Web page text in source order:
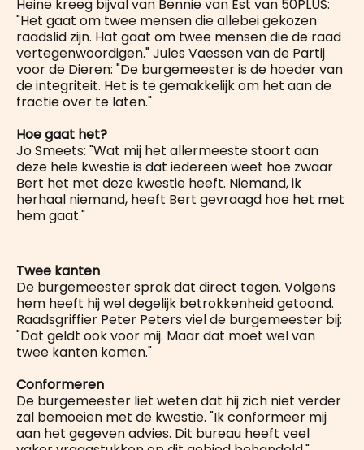
Heine kreeg bijval van Bennie van Est van 50PLUS:
"Het gaat om twee mensen die allebei gekozen
raadslid zijn. Hat gaat om twee mensen die de raad
vertegenwoordigen." Jules Vaessen van de Partij
voor de Dieren: "De burgemeester is de hoeder van
de integriteit. Het is te gemakkelijk om het aan de
fractie over te laten."
Hoe gaat het?
Jo Smeets: "Wat mij het allermeeste stoort aan
deze hele kwestie is dat iedereen weet hoe zwaar
Bert het met deze kwestie heeft. Niemand, ik
herhaal niemand, heeft Bert gevraagd hoe het met
hem gaat."
Twee kanten
De burgemeester sprak dat direct tegen. Volgens
hem heeft hij wel degelijk betrokkenheid getoond.
Raadsgriffier Peter Peters viel de burgemeester bij:
"Dat geldt ook voor mij. Maar dat moet wel van
twee kanten komen."
Conformeren
De burgemeester liet weten dat hij zich niet verder
zal bemoeien met de kwestie. "Ik conformeer mij
aan het gegeven advies. Dit bureau heeft veel